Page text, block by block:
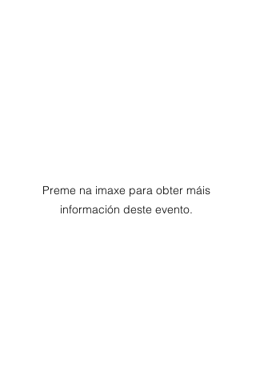
Preme na imaxe para obter máis
información deste evento.